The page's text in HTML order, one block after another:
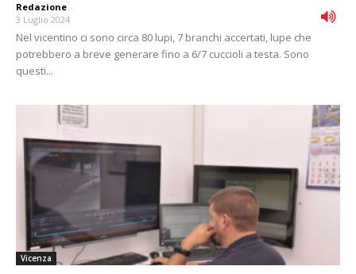
Redazione -
3 Luglio 2024
Nel vicentino ci sono circa 80 lupi, 7 branchi accertati, lupe che
potrebbero a breve generare fino a 6/7 cuccioli a testa. Sono
questi...
Vicenza